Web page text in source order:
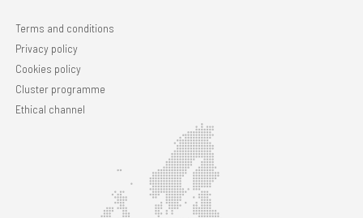
Terms and conditions
Privacy policy
Cookies policy
Cluster programme
Ethical channel